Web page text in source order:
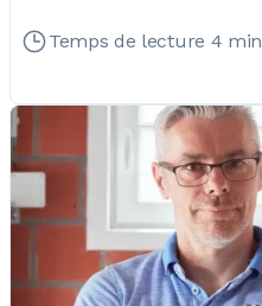
Temps de lecture 4 min